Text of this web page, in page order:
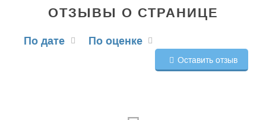
ОТЗЫВЫ О СТРАНИЦЕ
По дате По оценке
Оставить отзыв